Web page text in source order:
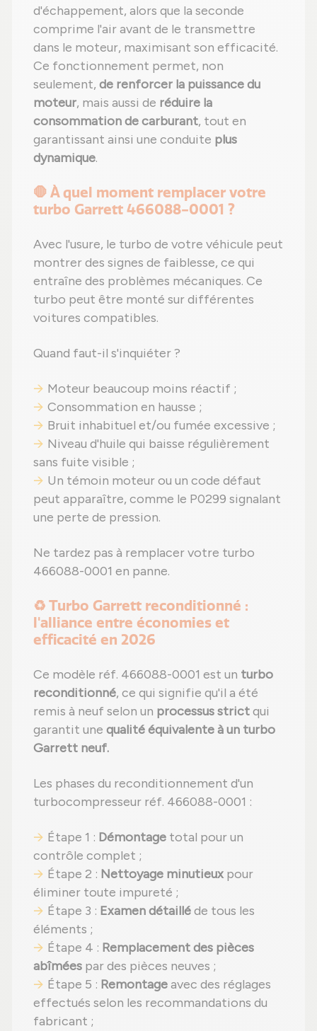
d'échappement, alors que la seconde
comprime l'air avant de le transmettre
dans le moteur, maximisant son efficacité.
Ce fonctionnement permet, non
seulement, de renforcer la puissance du
moteur, mais aussi de réduire la
consommation de carburant, tout en
garantissant ainsi une conduite plus
dynamique.
🛑 À quel moment remplacer votre
turbo Garrett 466088-0001 ?
Avec l'usure, le turbo de votre véhicule peut
montrer des signes de faiblesse, ce qui
entraîne des problèmes mécaniques. Ce
turbo peut être monté sur différentes
voitures compatibles.
Quand faut-il s'inquiéter ?
Moteur beaucoup moins réactif ;
Consommation en hausse ;
Bruit inhabituel et/ou fumée excessive ;
Niveau d'huile qui baisse régulièrement
sans fuite visible ;
Un témoin moteur ou un code défaut
peut apparaître, comme le P0299 signalant
une perte de pression.
Ne tardez pas à remplacer votre turbo
466088-0001 en panne.
♻️ Turbo Garrett reconditionné :
l'alliance entre économies et
efficacité en 2026
Ce modèle réf. 466088-0001 est un turbo
reconditionné, ce qui signifie qu'il a été
remis à neuf selon un processus strictqui
garantit une qualité équivalente à un turbo
Garrett neuf.
Les phases du reconditionnement d'un
turbocompresseur réf. 466088-0001 :
Étape 1 : Démontage total pour un
contrôle complet ;
Étape 2 : Nettoyage minutieux pour
éliminer toute impureté ;
Étape 3 : Examen détailléde tous les
éléments ;
Étape 4 : Remplacement des pièces
abîmées par des pièces neuves ;
Étape 5 : Remontageavec des réglages
effectués selon les recommandations du
fabricant ;